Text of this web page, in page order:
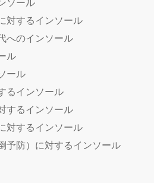
ソール
対するインソール
へのインソール
ル
ール
るインソール
するインソール
対するインソール
予防）に対するインソール